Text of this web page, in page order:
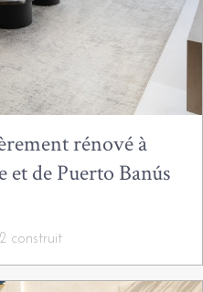
rénové à
et de Puerto Banús
construit